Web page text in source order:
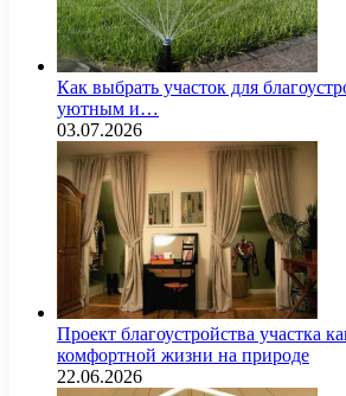
Как выбрать участок для
уютным и…
03.07.2026
Проект благоустройства участка
комфортной жизни на природе
22.06.2026